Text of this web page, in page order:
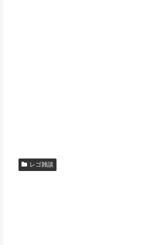
レゴ雑談